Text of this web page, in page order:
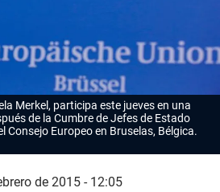
Merkel, participa este jueves en una
de la Cumbre de Jefes de Estado
Consejo Europeo en Bruselas, Bélgica.
de 2015 - 12:05